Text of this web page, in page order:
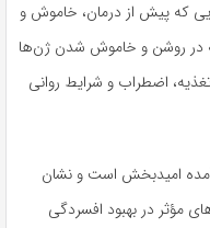
که پیش از درمان، خاموش و
که در روشن و خاموش شدن ژن‌ها
اضطراب و شرایط روانی
امیدبخش است و نشان
مؤثر در بهبود افسردگی